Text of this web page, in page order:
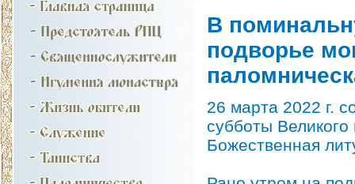
В
подворье
26 марта 2022 г.
субботы
Божественная